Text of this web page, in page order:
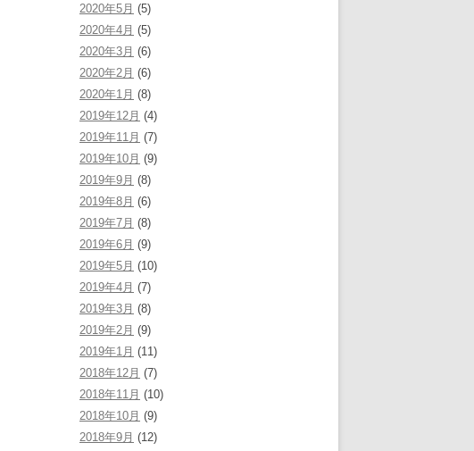
2020年5月 (5)
2020年4月 (5)
2020年3月 (6)
2020年2月 (6)
2020年1月 (8)
2019年12月 (4)
2019年11月 (7)
2019年10月 (9)
2019年9月 (8)
2019年8月 (6)
2019年7月 (8)
2019年6月 (9)
2019年5月 (10)
2019年4月 (7)
2019年3月 (8)
2019年2月 (9)
2019年1月 (11)
2018年12月 (7)
2018年11月 (10)
2018年10月 (9)
2018年9月 (12)